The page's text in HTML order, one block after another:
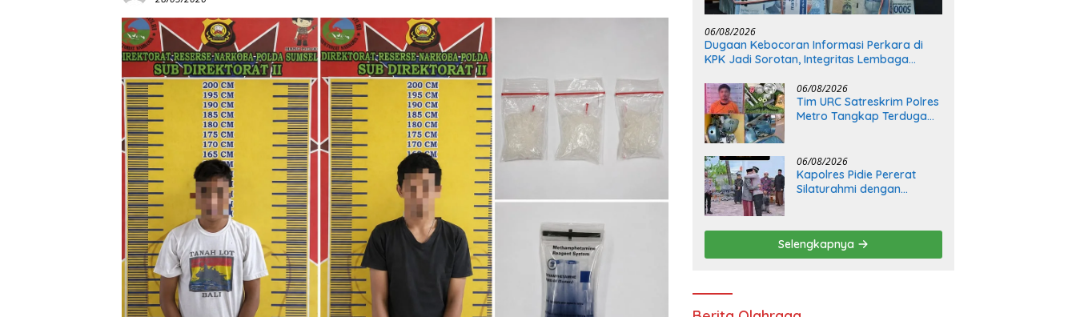
06/08/2026
Dugaan Kebocoran Informasi Perkara di
KPK Jadi Sorotan, Integritas Lembaga
06/08/2026
Tim URC Satreskrim Polres
Metro Tangkap Terduga
Bermula dari Restorasi
Vespa
06/08/2026
Kapolres Pidie Pererat
Silaturahmi dengan
Semarakkan HUT RI ke-81
Selengkapnya